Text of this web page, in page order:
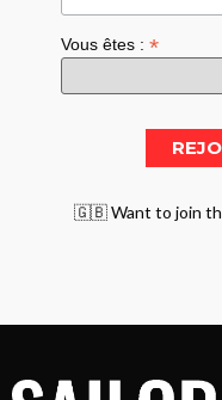
Vous êtes :*
🇬🇧 Want to join